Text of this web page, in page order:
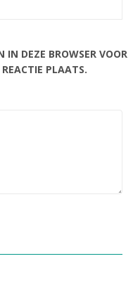
DEZE BROWSER VOOR
PLAATS.